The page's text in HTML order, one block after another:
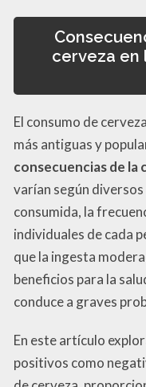
cerveza en
El consumo de
más antiguas y
consecuencias de la
varían según
consumida, la
individuales de cada
que la ingesta
beneficios para la
conduce a graves
En este artículo
positivos como